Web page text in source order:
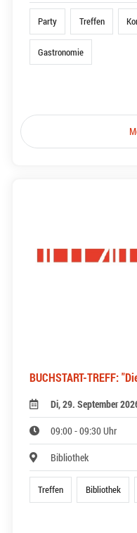
Party Treffen
Gastronomie
BUCHSTART-TREFF:
Di, 29. September
09:00 - 09:30 Uhr
Bibliothek
Treffen Bibliothek